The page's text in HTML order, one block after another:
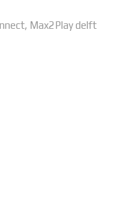
Max2Play delft